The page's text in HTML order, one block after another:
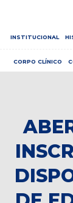
INSTITUCIONAL
CORPO CLÍNICO